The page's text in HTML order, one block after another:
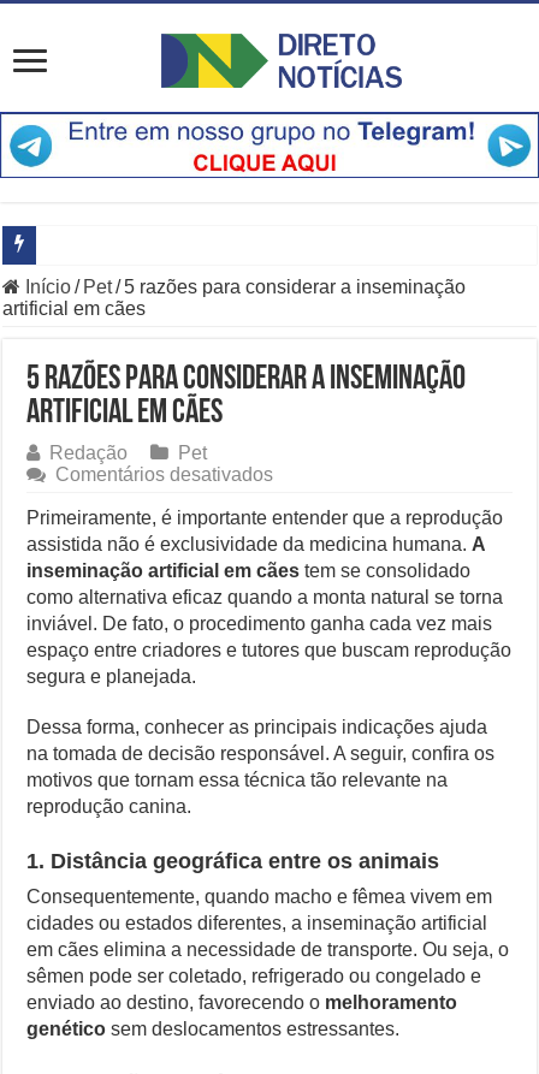
Principais Destaques do Amistoso Bayern x Aston Villa em Hong
Como Resolver a Crise Diplomática Que Lula e Trump Aprofundam
Copom e Itaú Dominam Hoje as Apostas do Mercado Financeiro
Família Livre, Senador Investigado: O Que Mudou na Operação
Controverso: IBS e CBS Dividem Empresários na Reforma
Como Resolver a Disputa Política do Republicanos Rumo a 2026
O Que Levou Quatro Trabalhadores à Morte em Obra Proibida no
Casa Branca Antes Distante, Camp David Agora no Centro do Poder
Início/ Pet/5 razões para considerar a inseminação
artificial em cães
5 razões para considerar a inseminação
artificial em cães
Redação
Pet
Comentários desativadosem
razões
para
considerar
a
inseminação
artificial
em
Primeiramente, é importante entender que a reprodução
assistida não é exclusividade da medicina humana. A
inseminação artificial em cães tem se consolidado
como alternativa eficaz quando a monta natural se torna
inviável. De fato, o procedimento ganha cada vez mais
espaço entre criadores e tutores que buscam reprodução
segura e planejada.
Dessa forma, conhecer as principais indicações ajuda
na tomada de decisão responsável. A seguir, confira os
motivos que tornam essa técnica tão relevante na
reprodução canina.
1. Distância geográfica entre os animais
Consequentemente, quando macho e fêmea vivem em
cidades ou estados diferentes, a inseminação artificial
em cães elimina a necessidade de transporte. Ou seja, o
sêmen pode ser coletado, refrigerado ou congelado e
enviado ao destino, favorecendo o melhoramento
genético sem deslocamentos estressantes.